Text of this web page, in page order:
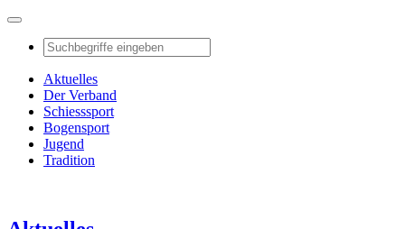
Aktuelles
Der Verband
Schiesssport
Bogensport
Jugend
Tradition